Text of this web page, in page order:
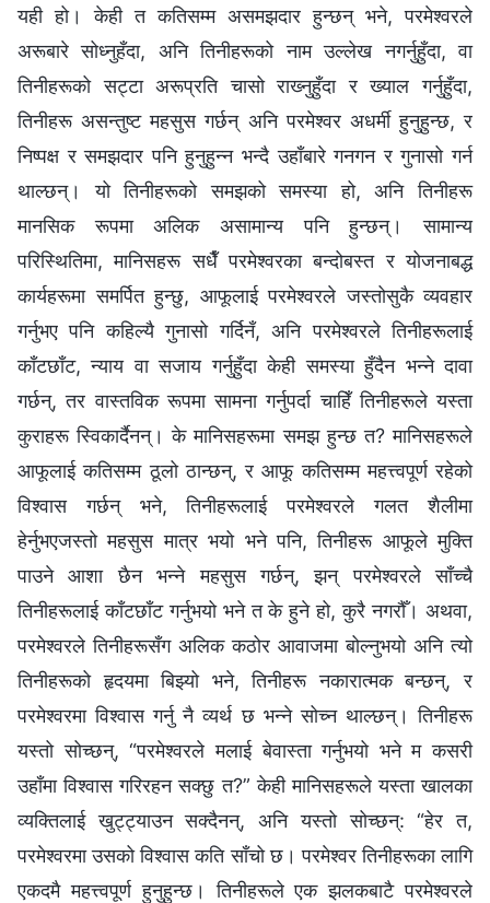
यही हो। केही त कतिसम्म असमझदार हुन्छन् भने, परमेश्‍वरले
अरूबारे सोध्‍नुहँदा, अनि तिनीहरूको नाम उल्लेख नगर्नुहुँदा, वा
तिनीहरूको सट्टा अरूप्रति चासो राख्‍नुहुँदा र ख्याल गर्नुहुँदा,
तिनीहरू असन्तुष्ट महसुस गर्छन् अनि परमेश्‍वर अधर्मी हुनुहुन्छ, र
निष्पक्ष र समझदार पनि हुनुहुन्न भन्दै उहाँबारे गनगन र गुनासो गर्न
थाल्छन्। यो तिनीहरूको समझको समस्या हो, अनि तिनीहरू
मानसिक रूपमा अलिक असामान्य पनि हुन्छन्। सामान्य
परिस्थितिमा, मानिसहरू सधैँ परमेश्‍वरका बन्दोबस्त र योजनाबद्ध
कार्यहरूमा समर्पित हुन्छु, आफूलाई परमेश्‍वरले जस्तोसुकै व्यवहार
गर्नुभए पनि कहिल्यै गुनासो गर्दिनँ, अनि परमेश्‍वरले तिनीहरूलाई
काँटछाँट, न्याय वा सजाय गर्नुहुँदा केही समस्या हुँदैन भन्‍ने दावा
गर्छन्, तर वास्तविक रूपमा सामना गर्नुपर्दा चाहिँ तिनीहरूले यस्ता
कुराहरू स्विकार्दैनन्। के मानिसहरूमा समझ हुन्छ त? मानिसहरूले
आफूलाई कतिसम्म ठूलो ठान्छन्, र आफू कतिसम्म महत्त्वपूर्ण रहेको
विश्‍वास गर्छन् भने, तिनीहरूलाई परमेश्‍वरले गलत शैलीमा
हेर्नुभएजस्तो महसुस मात्र भयो भने पनि, तिनीहरू आफूले मुक्ति
पाउने आशा छैन भन्‍ने महसुस गर्छन्, झन् परमेश्‍वरले साँच्चै
तिनीहरूलाई काँटछाँट गर्नुभयो भने त के हुने हो, कुरै नगरौँ। अथवा,
परमेश्‍वरले तिनीहरूसँग अलिक कठोर आवाजमा बोल्नुभयो अनि त्यो
तिनीहरूको हृदयमा बिझ्यो भने, तिनीहरू नकारात्मक बन्छन्, र
परमेश्‍वरमा विश्‍वास गर्नु नै व्यर्थ छ भन्‍ने सोच्न थाल्छन्। तिनीहरू
यस्तो सोच्छन्, “परमेश्‍वरले मलाई बेवास्ता गर्नुभयो भने म कसरी
उहाँमा विश्‍वास गरिरहन सक्छु त?” केही मानिसहरूले यस्ता खालका
व्यक्तिलाई खुट्ट्याउन सक्दैनन्, अनि यस्तो सोच्छन्: “हेर त,
परमेश्‍वरमा उसको विश्‍वास कति साँचो छ। परमेश्‍वर तिनीहरूका लागि
एकदमै महत्त्वपूर्ण हुनुहुन्छ। तिनीहरूले एक झलकबाटै परमेश्‍वरले